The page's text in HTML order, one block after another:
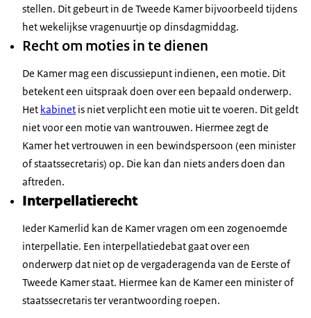
stellen. Dit gebeurt in de Tweede Kamer bijvoorbeeld tijdens
het wekelijkse vragenuurtje op dinsdagmiddag.
Recht om moties in te dienen
De Kamer mag een discussiepunt indienen, een motie. Dit
betekent een uitspraak doen over een bepaald onderwerp.
Het kabinet is niet verplicht een motie uit te voeren. Dit geldt
niet voor een motie van wantrouwen. Hiermee zegt de
Kamer het vertrouwen in een bewindspersoon (een minister
of staatssecretaris) op. Die kan dan niets anders doen dan
aftreden.
Interpellatierecht
Ieder Kamerlid kan de Kamer vragen om een zogenoemde
interpellatie. Een interpellatiedebat gaat over een
onderwerp dat niet op de vergaderagenda van de Eerste of
Tweede Kamer staat. Hiermee kan de Kamer een minister of
staatssecretaris ter verantwoording roepen.